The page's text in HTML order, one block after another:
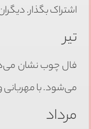
اشتراک بگذار.
تیر
فال چوب نشان
می‌شود. با
مرداد